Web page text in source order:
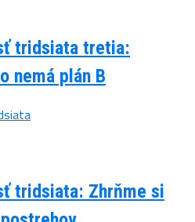
tridsiata tretia:
nemá plán B
tridsiata: Zhrňme si